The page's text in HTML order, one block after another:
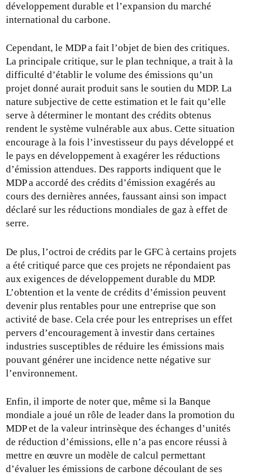
développement durable et l’expansion du marché
international du carbone.
Cependant, le MDP a fait l’objet de bien des critiques.
La principale critique, sur le plan technique, a trait à la
difficulté d’établir le volume des émissions qu’un
projet donné aurait produit sans le soutien du MDP. La
nature subjective de cette estimation et le fait qu’elle
serve à déterminer le montant des crédits obtenus
rendent le système vulnérable aux abus. Cette situation
encourage à la fois l’investisseur du pays développé et
le pays en développement à exagérer les réductions
d’émission attendues. Des rapports indiquent que le
MDP a accordé des crédits d’émission exagérés au
cours des dernières années, faussant ainsi son impact
déclaré sur les réductions mondiales de gaz à effet de
serre.
De plus, l’octroi de crédits par le GFC à certains projets
a été critiqué parce que ces projets ne répondaient pas
aux exigences de développement durable du MDP.
L’obtention et la vente de crédits d’émission peuvent
devenir plus rentables pour une entreprise que son
activité de base. Cela crée pour les entreprises un effet
pervers d’encouragement à investir dans certaines
industries susceptibles de réduire les émissions mais
pouvant générer une incidence nette négative sur
l’environnement.
Enfin, il importe de noter que, même si la Banque
mondiale a joué un rôle de leader dans la promotion du
MDP et de la valeur intrinsèque des échanges d’unités
de réduction d’émissions, elle n’a pas encore réussi à
mettre en œuvre un modèle de calcul permettant
d’évaluer les émissions de carbone découlant de ses